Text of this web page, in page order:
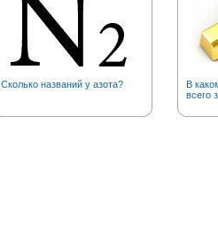
Сколько названий у азота?
В
всего